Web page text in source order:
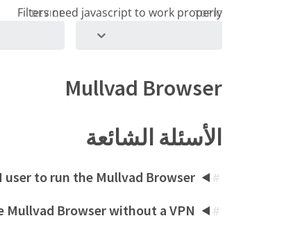
TOPIC
DEVICE
Mullvad Browser
الأسئلة الشائعة
#
to run the Mullvad Browser?
#
Mullvad Browser without a VPN?